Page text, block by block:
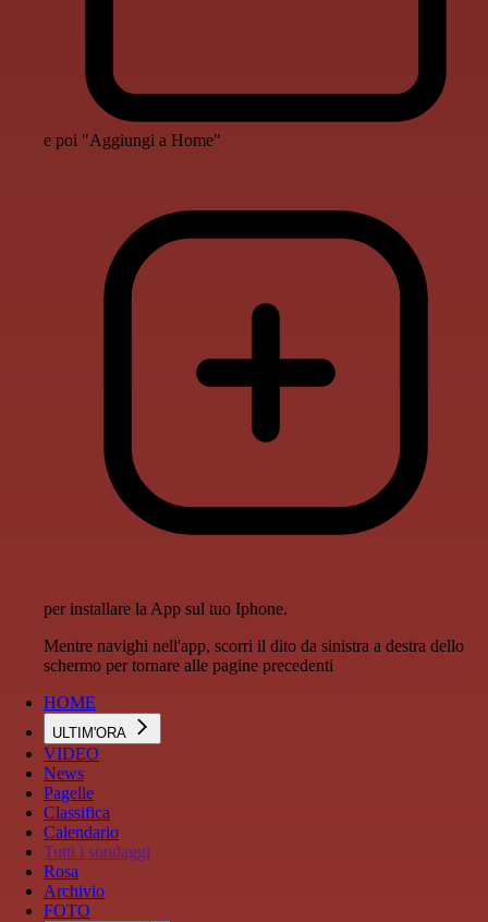
e poi "Aggiungi a Home"
per installare la App sul tuo Iphone.
Mentre navighi nell'app, scorri il dito da sinistra a destra dello
schermo per tornare alle pagine precedenti
HOME
ULTIM'ORA
VIDEO
News
Pagelle
Classifica
Calendario
Tutti i sondaggi
Rosa
Archivio
FOTO